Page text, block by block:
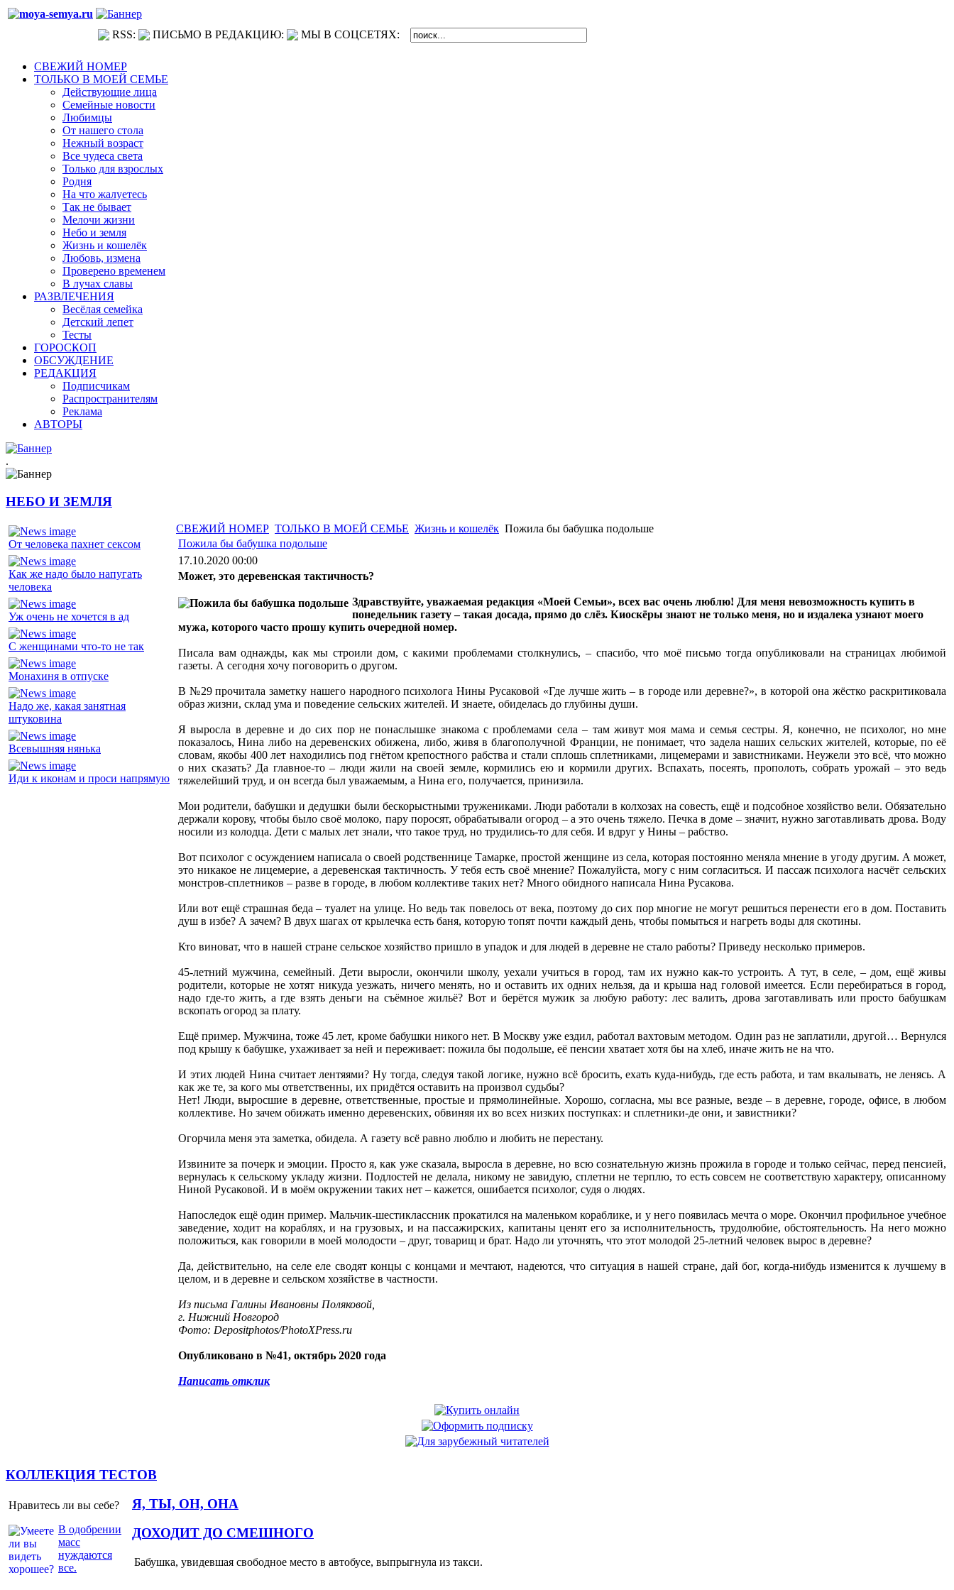
RSS: ПИСЬМО В РЕДАКЦИЮ: МЫ В СОЦСЕТЯХ:
СВЕЖИЙ НОМЕР
ТОЛЬКО В МОЕЙ СЕМЬЕ
Действующие лица
Семейные новости
Любимцы
От нашего стола
Нежный возраст
Все чудеса света
Только для взрослых
Родня
На что жалуетесь
Так не бывает
Мелочи жизни
Небо и земля
Жизнь и кошелёк
Любовь, измена
Проверено временем
В лучах славы
РАЗВЛЕЧЕНИЯ
Весёлая семейка
Детский лепет
Тесты
ГОРОСКОП
ОБСУЖДЕНИЕ
РЕДАКЦИЯ
Подписчикам
Распространителям
Реклама
АВТОРЫ
.
НЕБО И ЗЕМЛЯ
От человека пахнет сексом
Как же надо было напугать
человека
Уж очень не хочется в ад
С женщинами что-то не так
Монахиня в отпуске
Надо же, какая занятная
штуковина
Всевышняя нянька
Иди к иконам и проси напрямую
СВЕЖИЙ НОМЕР ТОЛЬКО В МОЕЙ СЕМЬЕ Жизнь и кошелёк Пожила бы бабушка подольше
Пожила бы бабушка подольше
17.10.2020 00:00
Может, это деревенская тактичность?
Здравствуйте, уважаемая редакция «Моей Семьи», всех вас очень люблю! Для меня невозможность купить в
понедельник газету – такая досада, прямо до слёз. Киоскёры знают не только меня, но и издалека узнают моего
мужа, которого часто прошу купить очередной номер.
Писала вам однажды, как мы строили дом, с какими проблемами столкнулись, – спасибо, что моё письмо тогда опубликовали на страницах любимой
газеты. А сегодня хочу поговорить о другом.
В №29 прочитала заметку нашего народного психолога Нины Русаковой «Где лучше жить – в городе или деревне?», в которой она жёстко раскритиковала
образ жизни, склад ума и поведение сельских жителей. И знаете, обиделась до глубины души.
Я выросла в деревне и до сих пор не понаслышке знакома с проблемами села – там живут моя мама и семья сестры. Я, конечно, не психолог, но мне
показалось, Нина либо на деревенских обижена, либо, живя в благополучной Франции, не понимает, что задела наших сельских жителей, которые, по её
словам, якобы 400 лет находились под гнётом крепостного рабства и стали сплошь сплетниками, лицемерами и завистниками. Неужели это всё, что можно
о них сказать? Да главное-то – люди жили на своей земле, кормились ею и кормили других. Вспахать, посеять, прополоть, собрать урожай – это ведь
тяжелейший труд, и он всегда был уважаемым, а Нина его, получается, принизила.
Мои родители, бабушки и дедушки были бескорыстными тружениками. Люди работали в колхозах на совесть, ещё и подсобное хозяйство вели. Обязательно
держали корову, чтобы было своё молоко, пару поросят, обрабатывали огород – а это очень тяжело. Печка в доме – значит, нужно заготавливать дрова. Воду
носили из колодца. Дети с малых лет знали, что такое труд, но трудились-то для себя. И вдруг у Нины – рабство.
Вот психолог с осуждением написала о своей родственнице Тамарке, простой женщине из села, которая постоянно меняла мнение в угоду другим. А может,
это никакое не лицемерие, а деревенская тактичность. У тебя есть своё мнение? Пожалуйста, могу с ним согласиться. И пассаж психолога насчёт сельских
монстров-сплетников – разве в городе, в любом коллективе таких нет? Много обидного написала Нина Русакова.
Или вот ещё страшная беда – туалет на улице. Но ведь так повелось от века, поэтому до сих пор многие не могут решиться перенести его в дом. Поставить
душ в избе? А зачем? В двух шагах от крылечка есть баня, которую топят почти каждый день, чтобы помыться и нагреть воды для скотины.
Кто виноват, что в нашей стране сельское хозяйство пришло в упадок и для людей в деревне не стало работы? Приведу несколько примеров.
45-летний мужчина, семейный. Дети выросли, окончили школу, уехали учиться в город, там их нужно как-то устроить. А тут, в селе, – дом, ещё живы
родители, которые не хотят никуда уезжать, ничего менять, но и оставить их одних нельзя, да и крыша над головой имеется. Если перебираться в город,
надо где-то жить, а где взять деньги на съёмное жильё? Вот и берётся мужик за любую работу: лес валить, дрова заготавливать или просто бабушкам
вскопать огород за плату.
Ещё пример. Мужчина, тоже 45 лет, кроме бабушки никого нет. В Москву уже ездил, работал вахтовым методом. Один раз не заплатили, другой… Вернулся
под крышу к бабушке, ухаживает за ней и переживает: пожила бы подольше, её пенсии хватает хотя бы на хлеб, иначе жить не на что.
И этих людей Нина считает лентяями? Ну тогда, следуя такой логике, нужно всё бросить, ехать куда-нибудь, где есть работа, и там вкалывать, не ленясь. А
как же те, за кого мы ответственны, их придётся оставить на произвол судьбы?
Нет! Люди, выросшие в деревне, ответственные, простые и прямолинейные. Хорошо, согласна, мы все разные, везде – в деревне, городе, офисе, в любом
коллективе. Но зачем обижать именно деревенских, обвиняя их во всех низких поступках: и сплетники-де они, и завистники?
Огорчила меня эта заметка, обидела. А газету всё равно люблю и любить не перестану.
Извините за почерк и эмоции. Просто я, как уже сказала, выросла в деревне, но всю сознательную жизнь прожила в городе и только сейчас, перед пенсией,
вернулась к сельскому укладу жизни. Подлостей не делала, никому не завидую, сплетни не терплю, то есть совсем не соответствую характеру, описанному
Ниной Русаковой. И в моём окружении таких нет – кажется, ошибается психолог, судя о людях.
Напоследок ещё один пример. Мальчик-шестиклассник прокатился на маленьком кораблике, и у него появилась мечта о море. Окончил профильное учебное
заведение, ходит на кораблях, и на грузовых, и на пассажирских, капитаны ценят его за исполнительность, трудолюбие, обстоятельность. На него можно
положиться, как говорили в моей молодости – друг, товарищ и брат. Надо ли уточнять, что этот молодой 25-летний человек вырос в деревне?
Да, действительно, на селе еле сводят концы с концами и мечтают, надеются, что ситуация в нашей стране, дай бог, когда-нибудь изменится к лучшему в
целом, и в деревне и сельском хозяйстве в частности.
Из письма Галины Ивановны Поляковой,
г. Нижний Новгород
Фото: Depositphotos/PhotoXPress.ru
Опубликовано в №41, октябрь 2020 года
Написать отклик
КОЛЛЕКЦИЯ ТЕСТОВ
Нравитесь ли вы себе?
В одобрении
масс
нуждаются
все.
Я, ТЫ, ОН, ОНА
ДОХОДИТ ДО СМЕШНОГО
Бабушка, увидевшая свободное место в автобусе, выпрыгнула из такси.